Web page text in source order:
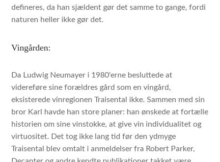
defineres, da han sjældent gør det samme to gange, fordi
naturen heller ikke gør det.
Vingården:
Da Ludwig Neumayer i 1980'erne besluttede at
videreføre sine forældres gård som en vingård,
eksisterede vinregionen Traisental ikke. Sammen med sin
bror Karl havde han store planer: han ønskede at fortælle
historien om sine vinstokke, at give vin individualitet og
virtuositet. Det tog ikke lang tid før den ydmyge
Traisental blev omtalt i anmeldelser fra Robert Parker,